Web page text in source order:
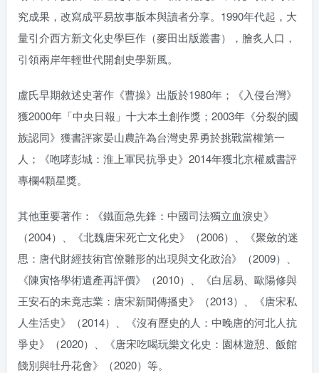
究成果，改寫成平易故事版本與讀者分享。1990年代起，大
量引介西方新文化史學巨作（麥田出版叢書），膾炙人口，
引領兩岸年輕世代開創史學新風。
盧氏早期敘述史著作《曹操》出版於1980年；《入侵台灣》
獲2000年「中央日報」十大本土創作獎；2003年《分裂的國
族認同》獲書評家晏山農許為台灣史界勇於挑戰當權第一
人；《咆哮彭城：淮上軍民抗爭史》2014年獲北京權威書評
專欄4顆星獎。
其他重要著作：《鐵面急先鋒：中國司法獨立血淚史》
（2004）、《北魏唐宋死亡文化史》（2006）、《聚斂的迷
思：唐代財經技術官僚雛形的出現與文化政治》（2009）、
《陳寅恪學術遺產再評價》（2010）、《白居易、歐陽修與
王安石的未竟志業：唐宋新聞傳播史》（2013）、《唐宋私
人生活史》（2014）、《沒有歷史的人：中晚唐的河北人抗
爭史》（2020）、《唐宋吃喝玩樂文化史：園林遊憩、飯館
餞別與牡丹花會》（2020）等。